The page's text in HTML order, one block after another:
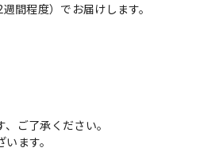
間程度）でお届けします。
ご了承ください。
ます。